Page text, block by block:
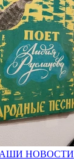
НОВОСТИ